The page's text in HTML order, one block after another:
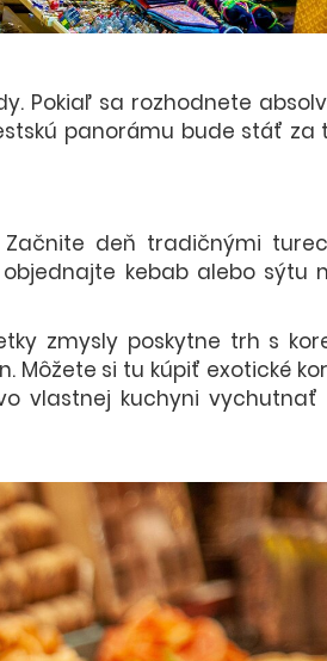
Pokiaľ sa rozhodnete
panorámu bude stáť za
deň tradičnými
kebab alebo sýtu
zmysly poskytne trh s
Môžete si tu kúpiť exotické
vlastnej kuchyni vychutnať